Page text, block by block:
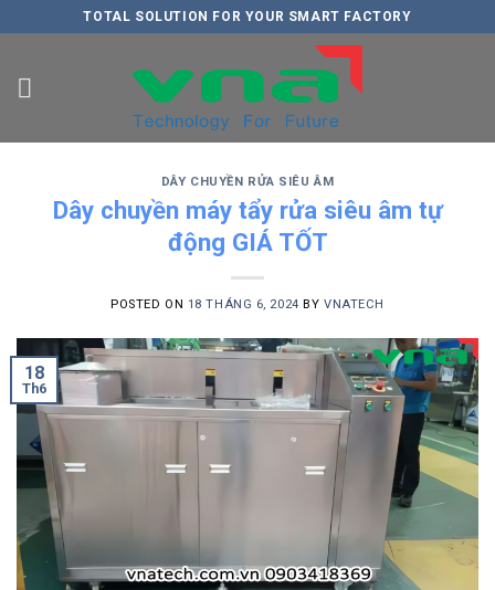
to
TOTAL SOLUTION FOR YOUR SMART FACTORY
DÂY CHUYỀN RỬA SIÊU ÂM
Dây chuyền máy tẩy rửa siêu âm tự
động GIÁ TỐT
POSTED ON 18 THÁNG 6, 2024 BY VNATECH
18
Th6